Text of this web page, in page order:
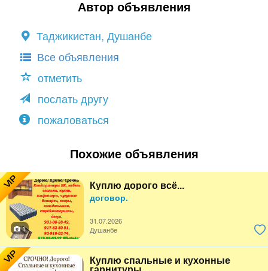
Автор объявления
Таджикистан, Душанбе
Все объявления
отметить
послать другу
пожаловаться
Похожие объявления
VIP Куплю дорого всё...
договор.
31.07.2026
1
Душанбе
VIP
Куплю спальные и кухонные